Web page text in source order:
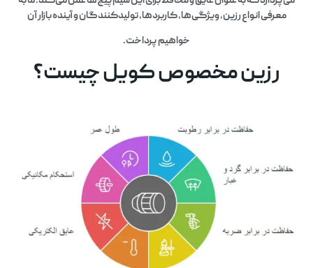
معرفی انواع رزین، ویژگی‌ها، کاربردها، تولیدکنندگان و آینده بازار آن
خواهیم پرداخت.
رزین مخصوص کویل چیست؟